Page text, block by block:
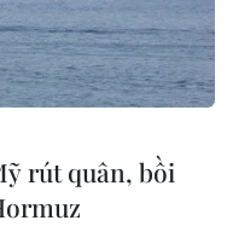
rút quân, bồi